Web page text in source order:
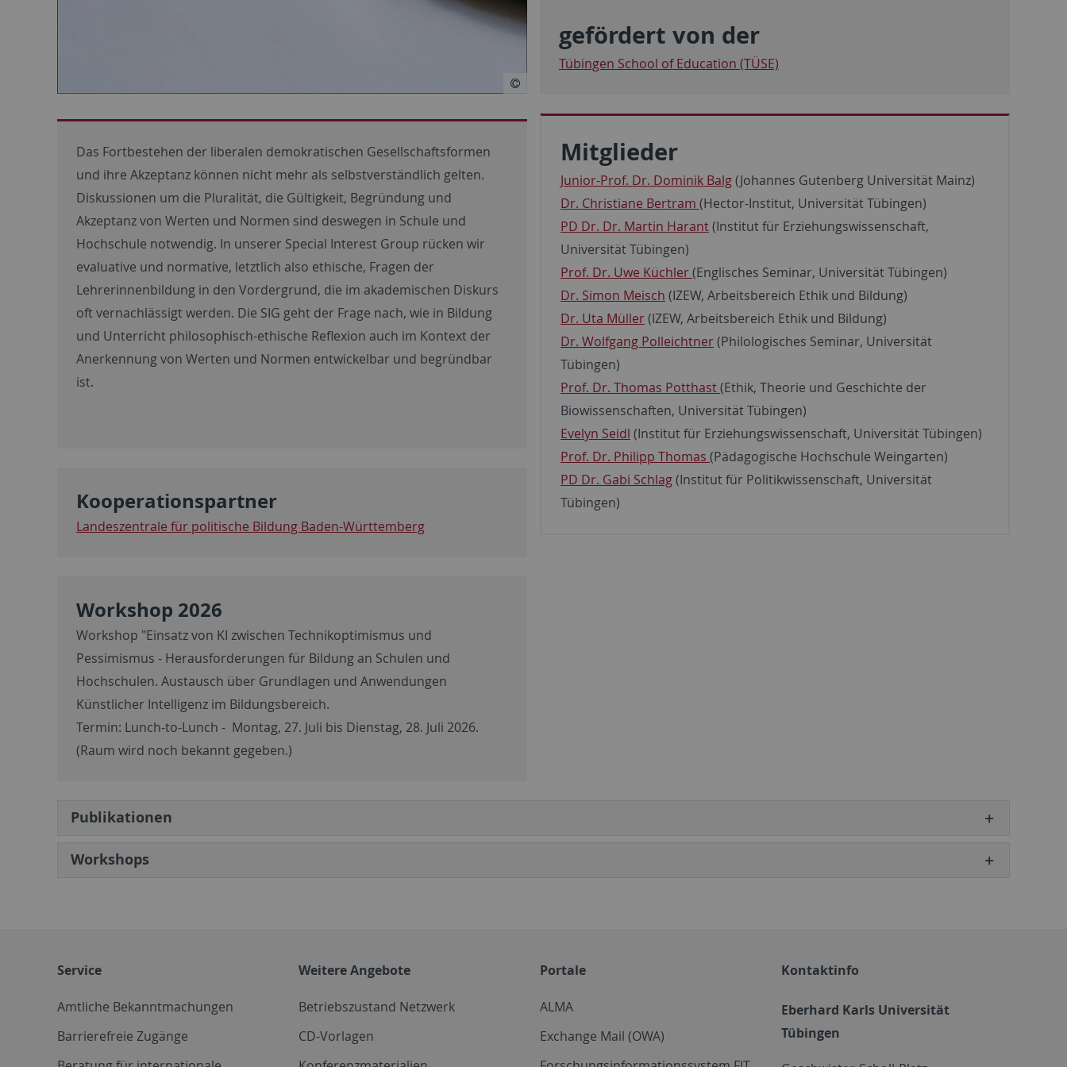
Das Fortbestehen der liberalen demokratischen Gesellschaftsformen
und ihre Akzeptanz können nicht mehr als selbstverständlich gelten.
Diskussionen um die Pluralität, die Gültigkeit, Begründung und
Akzeptanz von Werten und Normen sind deswegen in Schule und
Hochschule notwendig. In unserer Special Interest Group rücken wir
evaluative und normative, letztlich also ethische, Fragen der
Lehrerinnenbildung in den Vordergrund, die im akademischen Diskurs
oft vernachlässigt werden. Die SIG geht der Frage nach, wie in Bildung
und Unterricht philosophisch-ethische Reflexion auch im Kontext der
Anerkennung von Werten und Normen entwickelbar und begründbar
ist.
Kooperationspartner
Landeszentrale für politische Bildung Baden-Württemberg
Workshop 2026
Workshop "Einsatz von KI zwischen Technikoptimismus und
Pessimismus - Herausforderungen für Bildung an Schulen und
Hochschulen. Austausch über Grundlagen und Anwendungen
Künstlicher Intelligenz im Bildungsbereich.
Termin: Lunch-to-Lunch - Montag, 27. Juli bis Dienstag, 28. Juli 2026.
(Raum wird noch bekannt gegeben.)
gefördert von der
Tübingen School of Education (TÜSE)
Mitglieder
Junior-Prof. Dr. Dominik Balg(Johannes Gutenberg Universität Mainz)
Dr. Christiane Bertram (Hector-Institut, Universität Tübingen)
PD Dr. Dr. Martin Harant(Institut für Erziehungswissenschaft,
Universität Tübingen)
Prof. Dr. Uwe Küchler(Englisches Seminar, Universität Tübingen)
Dr. Simon Meisch (IZEW, Arbeitsbereich Ethik und Bildung)
Dr. Uta Müller(IZEW, Arbeitsbereich Ethik und Bildung)
Dr. Wolfgang Polleichtner(Philologisches Seminar, Universität
Tübingen)
Prof. Dr. Thomas Potthast(Ethik, Theorie und Geschichte der
Biowissenschaften, Universität Tübingen)
Evelyn Seidl (Institut für Erziehungswissenschaft, Universität Tübingen)
Prof. Dr. Philipp Thomas (Pädagogische Hochschule Weingarten)
PD Dr. Gabi Schlag(Institut für Politikwissenschaft, Universität
Tübingen)
Publikationen
Workshops
Service
Amtliche Bekanntmachungen
Barrierefreie Zugänge
Weitere Angebote
Betriebszustand Netzwerk
CD-Vorlagen
Portale
ALMA
Exchange Mail (OWA)
Kontaktinfo
Eberhard Karls Universität
Tübingen